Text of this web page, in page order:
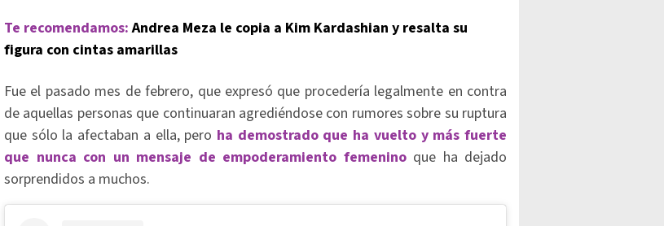
Te recomendamos: Andrea Meza le copia a Kim Kardashian y resalta su
figura con cintas amarillas
Fue el pasado mes de febrero, que expresó que procedería legalmente en contra
de aquellas personas que continuaran agrediéndose con rumores sobre su ruptura
que sólo la afectaban a ella, pero ha demostrado que ha vuelto y más fuerte
que nunca con un mensaje de empoderamiento femeninoque ha dejado
sorprendidos a muchos.